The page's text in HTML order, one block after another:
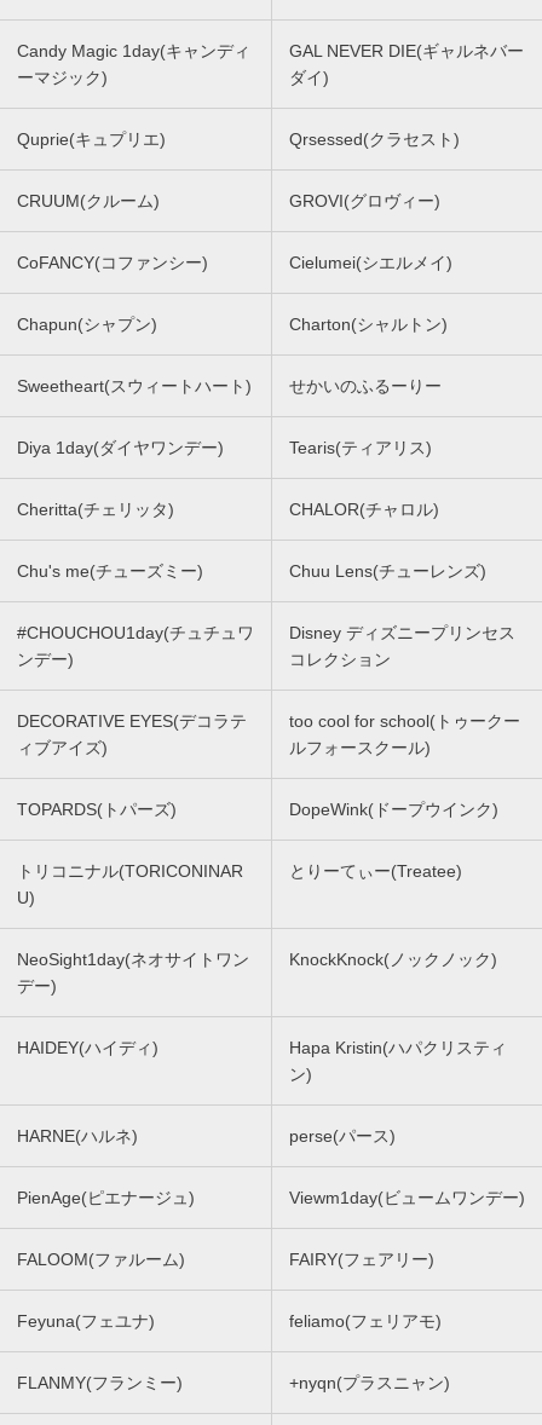
Candy Magic 1day(キャンディ
ーマジック)
GAL NEVER DIE(ギャルネバー
ダイ)
Quprie(キュプリエ) Qrsessed(クラセスト)
CRUUM(クルーム) GROVI(グロヴィー)
CoFANCY(コファンシー) Cielumei(シエルメイ)
Chapun(シャプン) Charton(シャルトン)
Sweetheart(スウィートハート) せかいのふるーりー
Diya 1day(ダイヤワンデー) Tearis(ティアリス)
Cheritta(チェリッタ) CHALOR(チャロル)
Chu's me(チューズミー) Chuu Lens(チューレンズ)
#CHOUCHOU1day(チュチュワ
ンデー)
Disney ディズニープリンセス
コレクション
DECORATIVE EYES(デコラテ
ィブアイズ)
too cool for school(トゥークー
ルフォースクール)
TOPARDS(トパーズ) DopeWink(ドープウインク)
トリコニナル(TORICONINAR
U)
とりーてぃー(Treatee)
NeoSight1day(ネオサイトワン
デー)
KnockKnock(ノックノック)
HAIDEY(ハイディ)
Hapa Kristin(ハパクリスティ
ン)
HARNE(ハルネ) perse(パース)
PienAge(ピエナージュ) Viewm1day(ビュームワンデー)
FALOOM(ファルーム) FAIRY(フェアリー)
Feyuna(フェユナ) feliamo(フェリアモ)
FLANMY(フランミー) +nyqn(プラスニャン)